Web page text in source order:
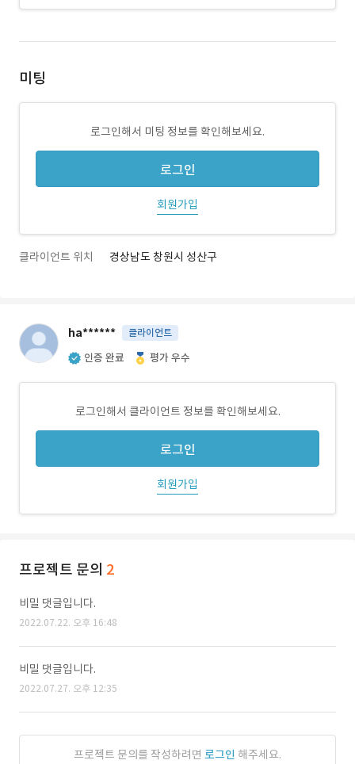
미팅
로그인해서 미팅 정보를 확인해보세요.
로그인
회원가입
클라이언트 위치 경상남도 창원시 성산구
ha****** 클라이언트
인증 완료 평가 우수
로그인해서 클라이언트 정보를 확인해보세요.
로그인
회원가입
프로젝트 문의 2
비밀 댓글입니다.
2022.07.22. 오후 16:48
비밀 댓글입니다.
2022.07.27. 오후 12:35
프로젝트 문의를 작성하려면 로그인 해주세요.